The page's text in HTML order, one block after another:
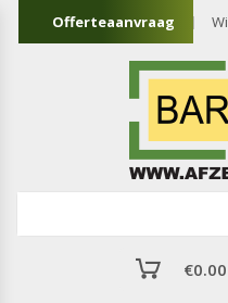
Offerteaanvraag
€0.00